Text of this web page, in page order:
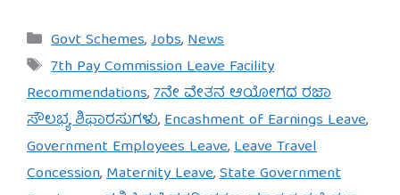
Categories
Govt Schemes,Jobs,News
Tags
7th Pay Commission Leave Facility
Recommendations,7ನೇ ವೇತನ ಆಯೋಗದ ರಜಾ
ಸೌಲಭ್ಯ ಶಿಫಾರಸುಗಳು,Encashment of Earnings Leave,
Government Employees Leave,Leave Travel
Concession,Maternity Leave,State Government